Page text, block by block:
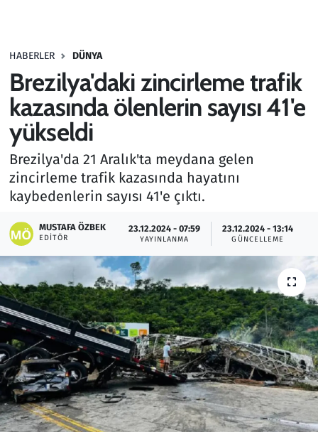
HABERLER DÜNYA
Brezilya'daki zincirleme trafik
kazasında ölenlerin sayısı 41'e
yükseldi
Brezilya'da 21 Aralık'ta meydana gelen
zincirleme trafik kazasında hayatını
kaybedenlerin sayısı 41'e çıktı.
MUSTAFA ÖZBEK
EDITÖR
23.12.2024 - 07:59
YAYINLANMA
23.12.2024 - 13:14
GÜNCELLEME
Haber
Kültür Sanat
Kurumsal Haberler
Lezzet Durağı
Memur ve Kamu
Otomobil
Oyun
Ramazan
Resmi İlanlar
Rüya Tabirleri
Sağlık